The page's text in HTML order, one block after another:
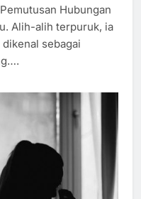
Hubungan
Alih-alih terpuruk, ia
sebagai